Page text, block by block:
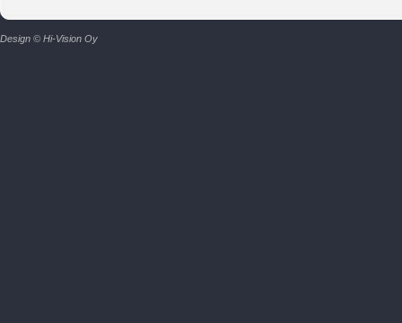
Design © Hi-Vision Oy